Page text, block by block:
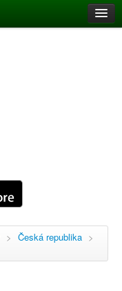
> Česká republika >